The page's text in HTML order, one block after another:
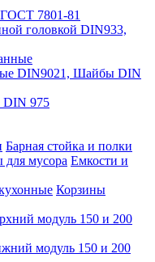
7801-81
головкой DIN933,
DIN9021, Шайбы DIN
DIN 975
Барная стойка и полки
Емкости и
Корзины
модуль 150 и 200
модуль 150 и 200